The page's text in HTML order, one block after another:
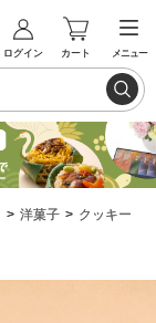
ログイン カート メニュー
洋菓子
クッキー